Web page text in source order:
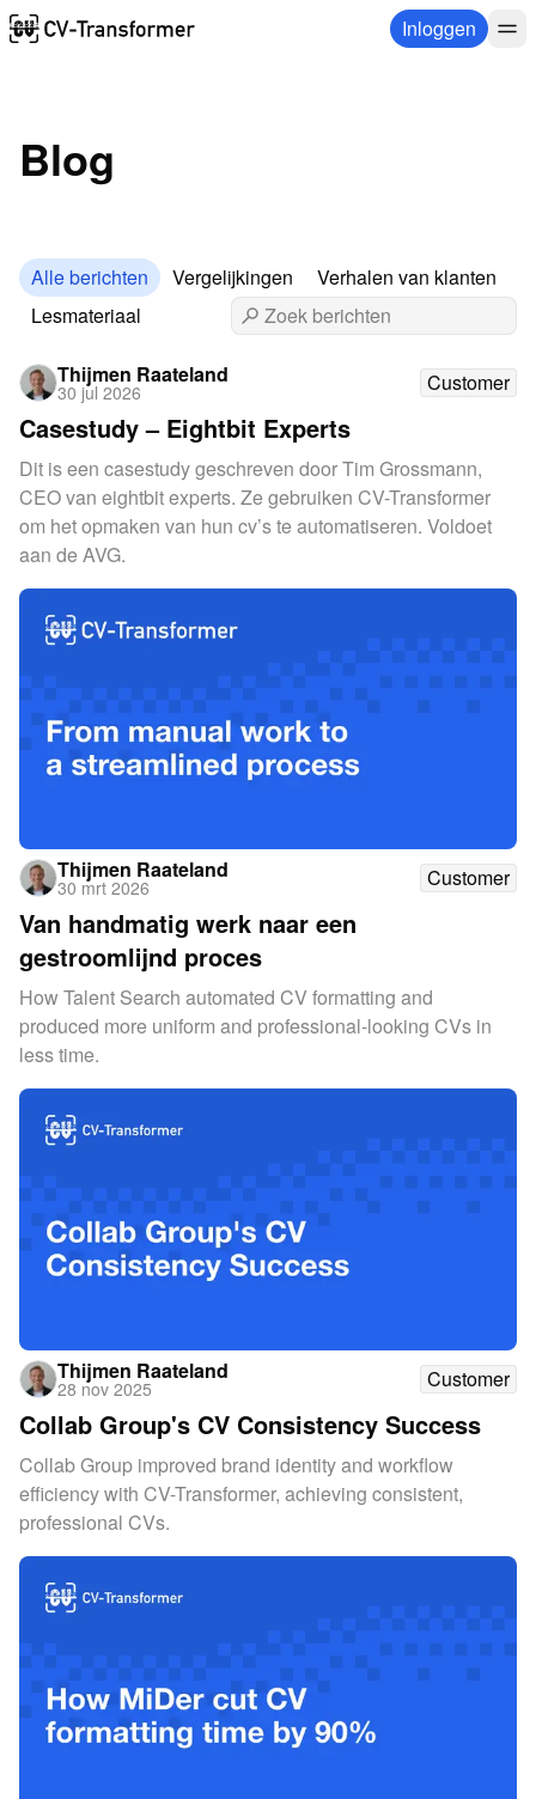
Inloggen
Blog
Alle berichten Vergelijkingen
Verhalen van klanten
Lesmateriaal
Thijmen Raateland
30 jul 2026 Customer
Casestudy – Eightbit Experts
Dit is een casestudy geschreven door Tim Grossmann,
CEO van eightbit experts. Ze gebruiken CV-Transformer
om het opmaken van hun cv’s te automatiseren. Voldoet
aan de AVG.
Thijmen Raateland
30 mrt 2026 Customer
Van handmatig werk naar een
gestroomlijnd proces
How Talent Search automated CV formatting and
produced more uniform and professional-looking CVs in
less time.
Thijmen Raateland
28 nov 2025 Customer
Collab Group's CV Consistency Success
Collab Group improved brand identity and workflow
efficiency with CV-Transformer, achieving consistent,
professional CVs.